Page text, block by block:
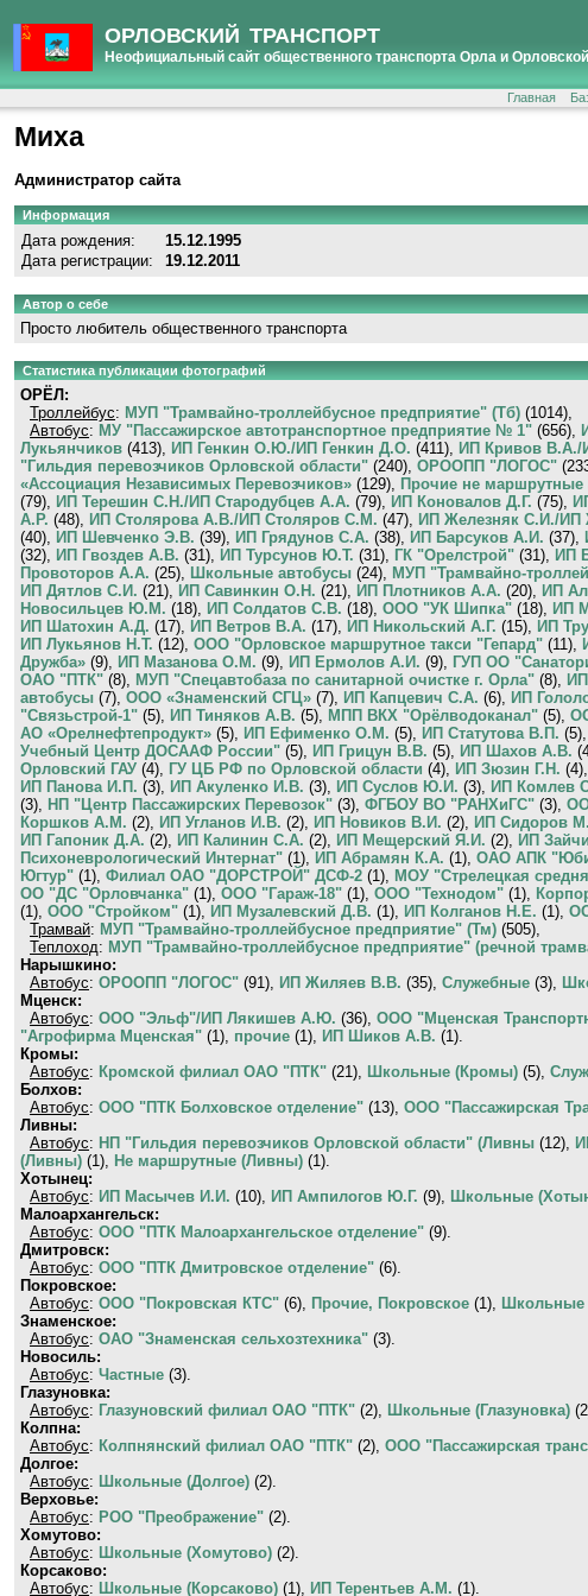
ОРЛОВСКИЙ ТРАНСПОРТ
Неофициальный сайт общественного транспорта Орла и
Главная
Миха
Администратор сайта
Информация
Дата рождения:
15.12.1995
Дата регистрации:
19.12.2011
Автор о себе
Просто любитель общественного транспорта
Статистика публикации фотографий
ОРЁЛ:
Троллейбус: МУП "Трамвайно-троллейбусное предприятие" (Тб) (1014),
Автобус: МУ "Пассажирское автотранспортное предприятие № 1" (656),
Лукьянчиков (413), ИП Генкин О.Ю./ИП Генкин Д.О. (411), ИП Кривов В.А./
"Гильдия перевозчиков Орловской области" (240), ОРООПП "ЛОГОС"
«Ассоциация Независимых Перевозчиков» (129), Прочие не маршрутные
(79), ИП Терешин С.Н./ИП Стародубцев А.А. (79), ИП Коновалов Д.Г. (75),
А.Р. (48), ИП Столярова А.В./ИП Столяров С.М. (47), ИП Железняк С.И./ИП
(40), ИП Шевченко Э.В. (39), ИП Грядунов С.А. (38), ИП Барсуков А.И. (37),
(32), ИП Гвоздев А.В. (31), ИП Турсунов Ю.Т. (31), ГК "Орелстрой" (31), ИП
Провоторов А.А. (25), Школьные автобусы (24), МУП "Трамвайно-
ИП Дятлов С.И. (21), ИП Савинкин О.Н. (21), ИП Плотников А.А. (20), ИП
Новосильцев Ю.М. (18), ИП Солдатов С.В. (18), ООО "УК Шипка" (18), ИП
ИП Шатохин А.Д. (17), ИП Ветров В.А. (17), ИП Никольский А.Г. (15), ИП
ИП Лукьянов Н.Т. (12), ООО "Орловское маршрутное такси "Гепард" (11),
Дружба» (9), ИП Мазанова О.М. (9), ИП Ермолов А.И. (9), ГУП ОО
ОАО "ПТК" (8), МУП "Спецавтобаза по санитарной очистке г. Орла" (8),
автобусы (7), ООО «Знаменский СГЦ» (7), ИП Капцевич С.А. (6), ИП
"Связьстрой-1" (5), ИП Тиняков А.В. (5), МПП ВКХ "Орёлводоканал" (5),
АО «Орелнефтепродукт» (5), ИП Ефименко О.М. (5), ИП Статутова В.П. (5),
Учебный Центр ДОСААФ России" (5), ИП Грицун В.В. (5), ИП Шахов А.В.
Орловский ГАУ (4), ГУ ЦБ РФ по Орловской области (4), ИП Зюзин Г.Н. (4),
ИП Панова И.П. (3), ИП Акуленко И.В. (3), ИП Суслов Ю.И. (3), ИП Комлев
(3), НП "Центр Пассажирских Перевозок" (3), ФГБОУ ВО "РАНХиГС" (3),
Коршков А.М. (2), ИП Угланов И.В. (2), ИП Новиков В.И. (2), ИП Сидоров
ИП Гапоник Д.А. (2), ИП Калинин С.А. (2), ИП Мещерский Я.И. (2), ИП
Психоневрологический Интернат" (1), ИП Абрамян К.А. (1), ОАО АПК
Югтур" (1), Филиал ОАО "ДОРСТРОЙ" ДСФ-2 (1), МОУ "Стрелецкая
ОО "ДС "Орловчанка" (1), ООО "Гараж-18" (1), ООО "Технодом" (1),
(1), ООО "Стройком" (1), ИП Музалевский Д.В. (1), ИП Колганов Н.Е. (1),
Трамвай: МУП "Трамвайно-троллейбусное предприятие" (Тм) (505),
Теплоход: МУП "Трамвайно-троллейбусное предприятие" (речной
Нарышкино:
Автобус: ОРООПП "ЛОГОС" (91), ИП Жиляев В.В. (35), Служебные (3),
Мценск:
Автобус: ООО "Эльф"/ИП Лякишев А.Ю. (36), ООО "Мценская
"Агрофирма Мценская" (1), прочие (1), ИП Шиков А.В. (1).
Кромы:
Автобус: Кромской филиал ОАО "ПТК" (21), Школьные (Кромы) (5),
Болхов:
Автобус: ООО "ПТК Болховское отделение" (13), ООО "Пассажирская
Ливны:
Автобус: НП "Гильдия перевозчиков Орловской области" (Ливны (12),
(Ливны) (1), Не маршрутные (Ливны) (1).
Хотынец:
Автобус: ИП Масычев И.И. (10), ИП Ампилогов Ю.Г. (9), Школьные
Малоархангельск:
Автобус: ООО "ПТК Малоархангельское отделение" (9).
Дмитровск:
Автобус: ООО "ПТК Дмитровское отделение" (6).
Покровское:
Автобус: ООО "Покровская КТС" (6), Прочие, Покровское (1), Школьные
Знаменское:
Автобус: ОАО "Знаменская сельхозтехника" (3).
Новосиль:
Автобус: Частные (3).
Глазуновка:
Автобус: Глазуновский филиал ОАО "ПТК" (2), Школьные (Глазуновка)
Колпна:
Автобус: Колпнянский филиал ОАО "ПТК" (2), ООО "Пассажирская
Долгое:
Автобус: Школьные (Долгое) (2).
Верховье:
Автобус: РОО "Преображение" (2).
Хомутово:
Автобус: Школьные (Хомутово) (2).
Корсаково:
Автобус: Школьные (Корсаково) (1), ИП Терентьев А.М. (1).